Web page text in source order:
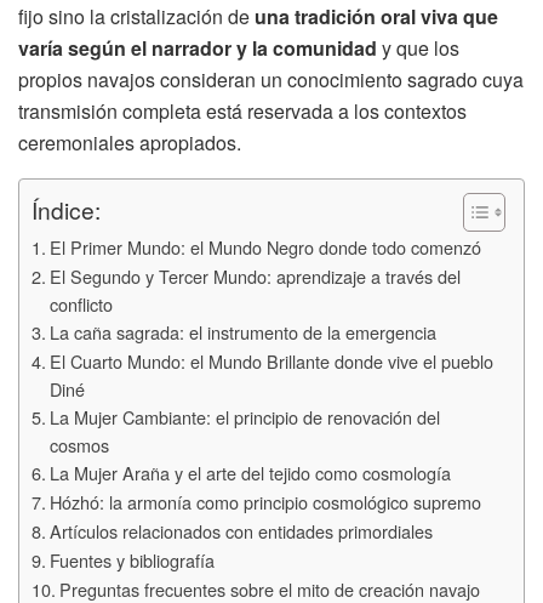
fijo sino la cristalización de una tradición oral viva que
varía según el narrador y la comunidad y que los
propios navajos consideran un conocimiento sagrado cuya
transmisión completa está reservada a los contextos
ceremoniales apropiados.
Índice:
El Primer Mundo: el Mundo Negro donde todo comenzó
El Segundo y Tercer Mundo: aprendizaje a través del
conflicto
La caña sagrada: el instrumento de la emergencia
El Cuarto Mundo: el Mundo Brillante donde vive el pueblo
Diné
La Mujer Cambiante: el principio de renovación del
cosmos
La Mujer Araña y el arte del tejido como cosmología
Hózhó: la armonía como principio cosmológico supremo
Artículos relacionados con entidades primordiales
Fuentes y bibliografía
Preguntas frecuentes sobre el mito de creación navajo